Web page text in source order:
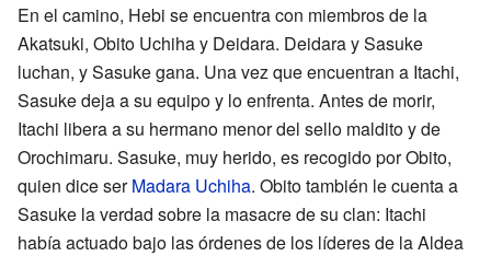
En el camino, Hebi se encuentra con miembros de la
Akatsuki, Obito Uchiha y Deidara. Deidara y Sasuke
luchan, y Sasuke gana. Una vez que encuentran a Itachi,
Sasuke deja a su equipo y lo enfrenta. Antes de morir,
Itachi libera a su hermano menor del sello maldito y de
Orochimaru. Sasuke, muy herido, es recogido por Obito,
quien dice serMadara Uchiha. Obito también le cuenta a
Sasuke la verdad sobre la masacre de su clan: Itachi
había actuado bajo las órdenes de los líderes de la Aldea